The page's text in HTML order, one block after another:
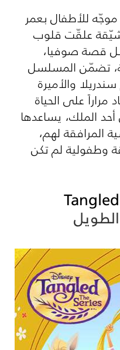
للأطفال بعمر
علقّت قلوب
قصة صوفيا،
تضمّن المسلسل
والأميرة
مراراً على الحياة
أحد الملك، يساعدها
المرافقة لهم،
وطفولية لم تكن